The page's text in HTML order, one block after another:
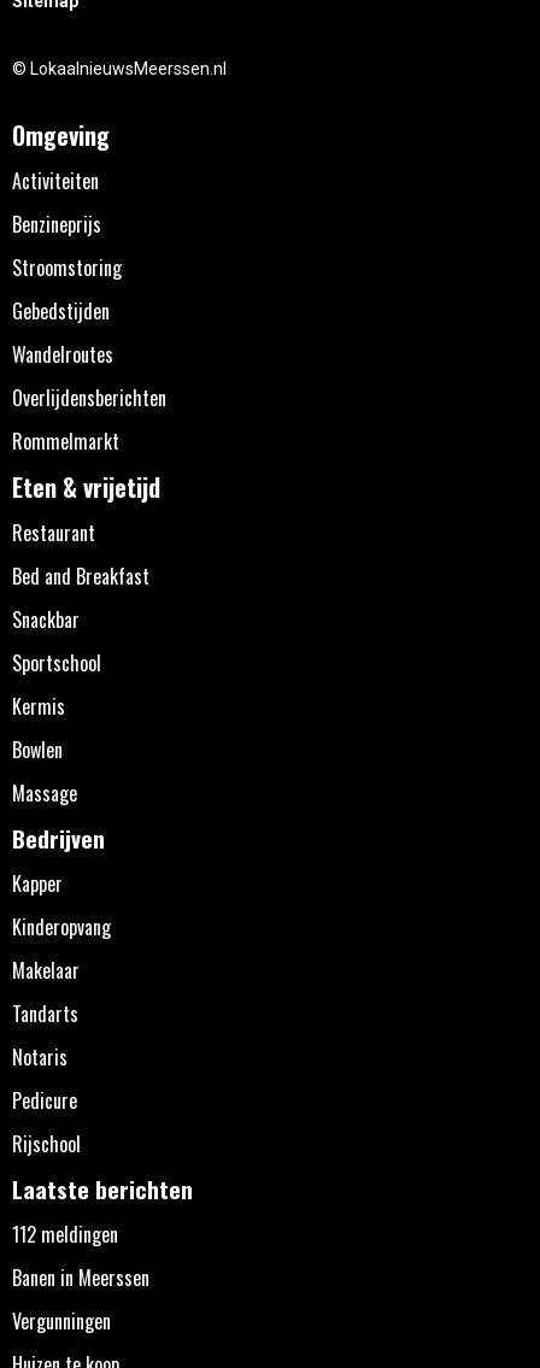
© LokaalnieuwsMeerssen.nl
Omgeving
Activiteiten
Benzineprijs
Stroomstoring
Gebedstijden
Wandelroutes
Overlijdensberichten
Rommelmarkt
Eten & vrijetijd
Restaurant
Bed and Breakfast
Snackbar
Sportschool
Kermis
Bowlen
Massage
Bedrijven
Kapper
Kinderopvang
Makelaar
Tandarts
Notaris
Pedicure
Rijschool
Laatste berichten
112 meldingen
Banen in Meerssen
Vergunningen